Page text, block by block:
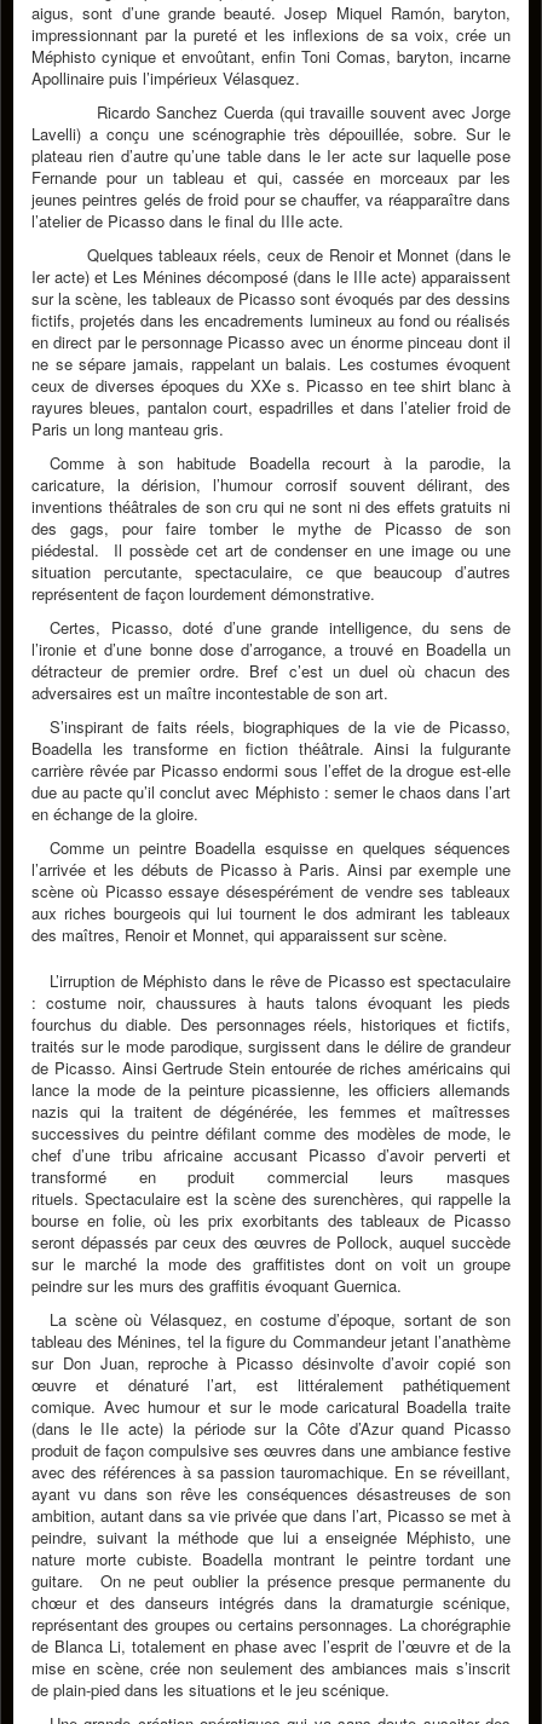
aigus, sont d’une grande beauté. Josep Miquel Ramón, baryton,
impressionnant par la pureté et les inflexions de sa voix, crée un
Méphisto cynique et envoûtant, enfin Toni Comas, baryton, incarne
Apollinaire puis l’impérieux Vélasquez.
Ricardo Sanchez Cuerda (qui travaille souvent avec Jorge
Lavelli) a conçu une scénographie très dépouillée, sobre. Sur le
plateau rien d’autre qu’une table dans le Ier acte sur laquelle pose
Fernande pour un tableau et qui, cassée en morceaux par les
jeunes peintres gelés de froid pour se chauffer, va réapparaître dans
l’atelier de Picasso dans le final du IIIe acte.
Quelques tableaux réels, ceux de Renoir et Monnet (dans le
Ier acte) et Les Ménines décomposé (dans le IIIe acte) apparaissent
sur la scène, les tableaux de Picasso sont évoqués par des dessins
fictifs, projetés dans les encadrements lumineux au fond ou réalisés
en direct par le personnage Picasso avec un énorme pinceau dont il
ne se sépare jamais, rappelant un balais. Les costumes évoquent
ceux de diverses époques du XXe s. Picasso en tee shirt blanc à
rayures bleues, pantalon court, espadrilles et dans l’atelier froid de
Paris un long manteau gris.
Comme à son habitude Boadella recourt à la parodie, la
caricature, la dérision, l’humour corrosif souvent délirant, des
inventions théâtrales de son cru qui ne sont ni des effets gratuits ni
des gags, pour faire tomber le mythe de Picasso de son
piédestal. Il possède cet art de condenser en une image ou une
situation percutante, spectaculaire, ce que beaucoup d’autres
représentent de façon lourdement démonstrative.
Certes, Picasso, doté d’une grande intelligence, du sens de
l’ironie et d’une bonne dose d’arrogance, a trouvé en Boadella un
détracteur de premier ordre. Bref c’est un duel où chacun des
adversaires est un maître incontestable de son art.
S’inspirant de faits réels, biographiques de la vie de Picasso,
Boadella les transforme en fiction théâtrale. Ainsi la fulgurante
carrière rêvée par Picasso endormi sous l’effet de la drogue est-elle
due au pacte qu’il conclut avec Méphisto : semer le chaos dans l’art
en échange de la gloire.
Comme un peintre Boadella esquisse en quelques séquences
l’arrivée et les débuts de Picasso à Paris. Ainsi par exemple une
scène où Picasso essaye désespérément de vendre ses tableaux
aux riches bourgeois qui lui tournent le dos admirant les tableaux
des maîtres, Renoir et Monnet, qui apparaissent sur scène.
L’irruption de Méphisto dans le rêve de Picasso est spectaculaire
: costume noir, chaussures à hauts talons évoquant les pieds
fourchus du diable. Des personnages réels, historiques et fictifs,
traités sur le mode parodique, surgissent dans le délire de grandeur
de Picasso. Ainsi Gertrude Stein entourée de riches américains qui
lance la mode de la peinture picassienne, les officiers allemands
nazis qui la traitent de dégénérée, les femmes et maîtresses
successives du peintre défilant comme des modèles de mode, le
chef d’une tribu africaine accusant Picasso d’avoir perverti et
transformé en produit commercial leurs masques
rituels. Spectaculaire est la scène des surenchères, qui rappelle la
bourse en folie, où les prix exorbitants des tableaux de Picasso
seront dépassés par ceux des œuvres de Pollock, auquel succède
sur le marché la mode des graffitistes dont on voit un groupe
peindre sur les murs des graffitis évoquant Guernica.
La scène où Vélasquez, en costume d’époque, sortant de son
tableau des Ménines, tel la figure du Commandeur jetant l’anathème
sur Don Juan, reproche à Picasso désinvolte d’avoir copié son
œuvre et dénaturé l’art, est littéralement pathétiquement
comique. Avec humour et sur le mode caricatural Boadella traite
(dans le IIe acte) la période sur la Côte d’Azur quand Picasso
produit de façon compulsive ses œuvres dans une ambiance festive
avec des références à sa passion tauromachique. En se réveillant,
ayant vu dans son rêve les conséquences désastreuses de son
ambition, autant dans sa vie privée que dans l’art, Picasso se met à
peindre, suivant la méthode que lui a enseignée Méphisto, une
nature morte cubiste. Boadella montrant le peintre tordant une
guitare. On ne peut oublier la présence presque permanente du
chœur et des danseurs intégrés dans la dramaturgie scénique,
représentant des groupes ou certains personnages. La chorégraphie
de Blanca Li, totalement en phase avec l’esprit de l’œuvre et de la
mise en scène, crée non seulement des ambiances mais s’inscrit
de plain-pied dans les situations et le jeu scénique.